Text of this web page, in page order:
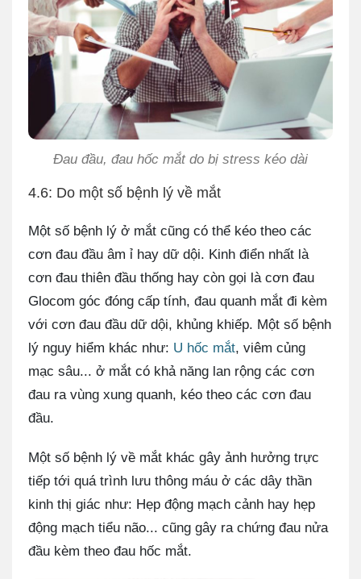
Đau đầu, đau hốc mắt do bị stress kéo dài
4.6: Do một số bệnh lý về mắt
Một số bệnh lý ở mắt cũng có thể kéo theo các
cơn đau đầu âm ỉ hay dữ dội. Kinh điển nhất là
cơn đau thiên đầu thống hay còn gọi là cơn đau
Glocom góc đóng cấp tính, đau quanh mắt đi kèm
với cơn đau đầu dữ dội, khủng khiếp. Một số bệnh
lý nguy hiểm khác như: U hốc mắt, viêm củng
mạc sâu... ở mắt có khả năng lan rộng các cơn
đau ra vùng xung quanh, kéo theo các cơn đau
đầu.
Một số bệnh lý về mắt khác gây ảnh hưởng trực
tiếp tới quá trình lưu thông máu ở các dây thần
kinh thị giác như: Hẹp động mạch cảnh hay hẹp
động mạch tiểu não... cũng gây ra chứng đau nửa
đầu kèm theo đau hốc mắt.